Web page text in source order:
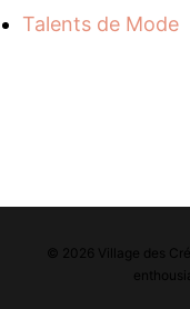
Talents de Mode
© 2026 Village des